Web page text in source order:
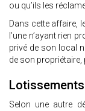
ou qu’ils les
Dans cette affaire,
l’une n’ayant rien
privé de son local
de son
Lotissements
Selon une autre